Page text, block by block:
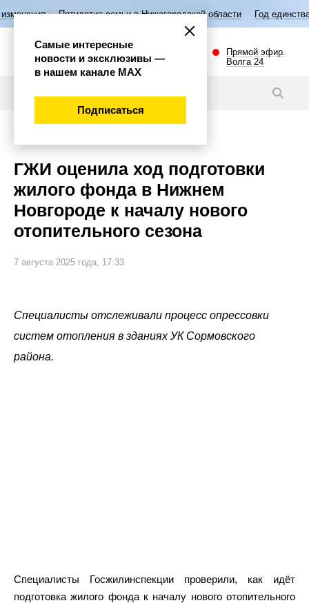
Пятилетие семьи в Нижегородской области Год единства народов
Прямой эфир.
Волга 24
ГЖИ оценила ход подготовки
жилого фонда в Нижнем
Новгороде к началу нового
отопительного сезона
7 августа 2025 года, 17:33
Специалисты отслеживали процесс опрессовки
систем отопления в зданиях УК Сормовского
района.
Специалисты Госжилинспекции проверили, как идёт
подготовка жилого фонда к началу нового отопительного
Самые интересные
новости и эксклюзивы —
в нашем канале МАХ
Подписаться